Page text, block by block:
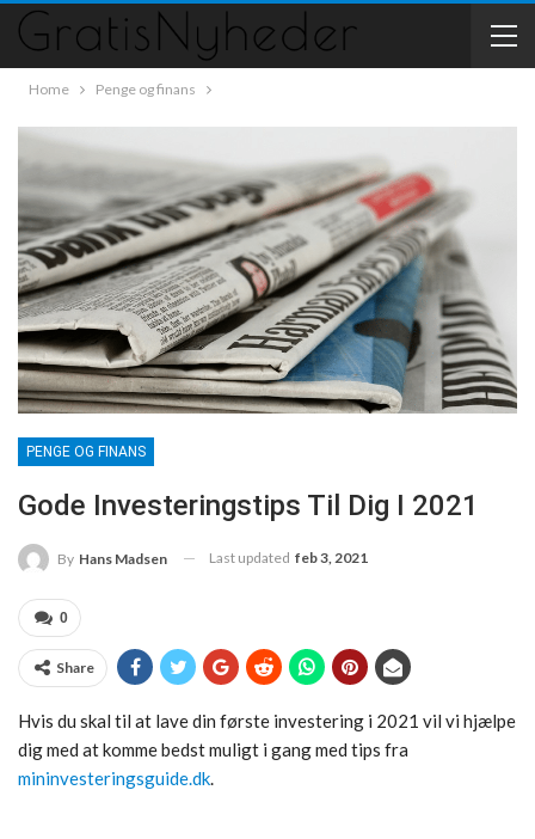
Home Penge og finans
PENGE OG FINANS
Gode Investeringstips Til Dig I 2021
By Hans Madsen Last updated feb 3, 2021
0
Share
Hvis du skal til at lave din første investering i 2021 vil vi hjælpe
dig med at komme bedst muligt i gang med tips fra
mininvesteringsguide.dk.